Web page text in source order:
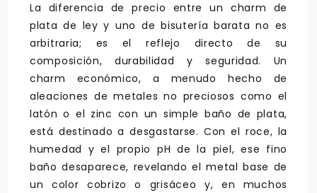
La diferencia de precio entre un charm de
plata de ley y uno de bisutería barata no es
arbitraria; es el reflejo directo de su
composición, durabilidad y seguridad. Un
charm económico, a menudo hecho de
aleaciones de metales no preciosos como el
latón o el zinc con un simple baño de plata,
está destinado a desgastarse. Con el roce, la
humedad y el propio pH de la piel, ese fino
baño desaparece, revelando el metal base de
un color cobrizo o grisáceo y, en muchos